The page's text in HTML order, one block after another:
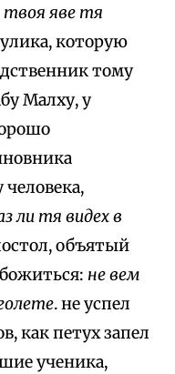
твоя яве тя
которую
тому
Малху, у
ли тя видех в
объятый
не вем
. не успел
как петух запел
ученика,